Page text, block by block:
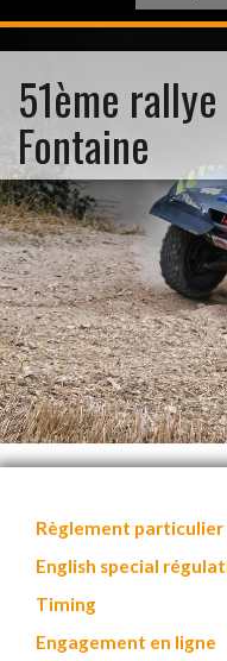
51ème
Fontaine
Règlement particulier
English special
Timing
Engagement en ligne